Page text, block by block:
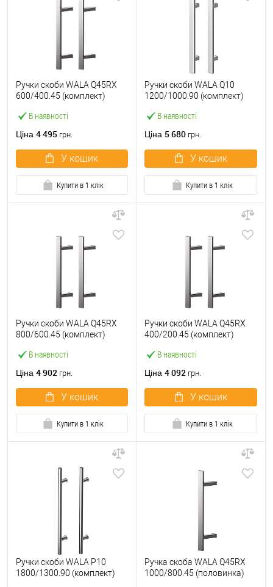
В наявності
Ручки скоби WALA Q45RX
600/400.45 (комплект)
сталь М304
Ціна 4 495 грн.
У кошик
Купити в 1 клік
В наявності
Ручки скоби WALA Q10
1200/1000.90 (комплект)
сталь М304
Ціна 5 680 грн.
У кошик
Купити в 1 клік
В наявності
Ручки скоби WALA Q45RX
800/600.45 (комплект)
сталь М304
Ціна 4 902 грн.
У кошик
Купити в 1 клік
В наявності
Ручки скоби WALA Q45RX
400/200.45 (комплект)
сталь М304
Ціна 4 092 грн.
У кошик
Купити в 1 клік
Ручки скоби WALA P10
1800/1300.90 (комплект)
Ручка скоба WALA Q45RX
1000/800.45 (половинка)